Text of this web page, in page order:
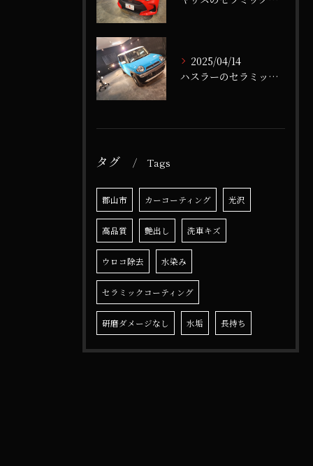
2025/04/14
ハスラーのセラミックコーティング
タグ Tags
郡山市 カーコーティング 光沢
高品質 艶出し 洗車キズ
ウロコ除去 水染み
セラミックコーティング
研磨ダメージなし 水垢 長持ち